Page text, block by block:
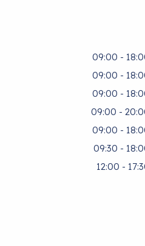
09:00 -
09:00 -
09:00 -
09:00 -
09:00 -
09:30 -
12:00 -